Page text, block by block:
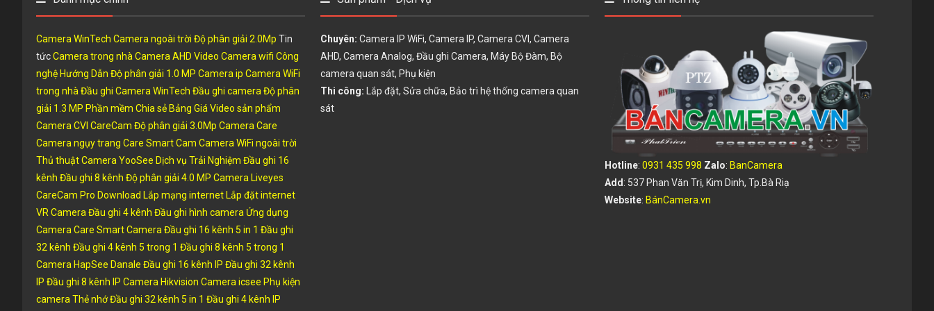
Camera WinTech Camera ngoài trời Độ phân giải 2.0Mp Tin
tứcCamera trong nhà Camera AHD Video Camera wifi Công
nghệ Hướng Dẫn Độ phân giải 1.0 MP Camera ip Camera WiFi
trong nhà Đầu ghi Camera WinTech Đầu ghi camera Độ phân
giải 1.3 MP Phần mềm Chia sẻ Bảng Giá Video sản phẩm
Camera CVI CareCam Độ phân giải 3.0Mp Camera Care
Camera ngụy trang Care Smart Cam Camera WiFi ngoài trời
Thủ thuậtCamera YooSee Dịch vụ Trải Nghiệm Đầu ghi 16
kênh Đầu ghi 8 kênh Độ phân giải 4.0 MP Camera Liveyes
CareCam Pro Download Lắp mạng internet
Lắp đặt internet
VR Camera Đầu ghi 4 kênh Đầu ghi hình camera Ứng dụng
Camera Care Smart Camera Đầu ghi 16 kênh 5 in 1 Đầu ghi
32 kênh Đầu ghi 4 kênh 5 trong 1 Đầu ghi 8 kênh 5 trong 1
Camera HapSee Danale Đầu ghi 16 kênh IP Đầu ghi 32 kênh
IP Đầu ghi 8 kênh IP Camera Hikvision Camera icsee Phụ kiện
camera Thẻ nhớĐầu ghi 32 kênh 5 in 1 Đầu ghi 4 kênh IP
Chuyên:Camera IP WiFi, Camera IP, Camera CVI, Camera
AHD, Camera Analog, Đầu ghi Camera, Máy Bộ Đàm, Bộ
camera quan sát, Phụ kiện
Thi công: Lắp đặt, Sửa chữa, Bảo trì hệ thống camera quan
sát
Hotline: 0931 435 998 Zalo: BanCamera
Add: 537 Phan Văn Trị, Kim Dinh, Tp.Bà Riạ
Website: BánCamera.vn